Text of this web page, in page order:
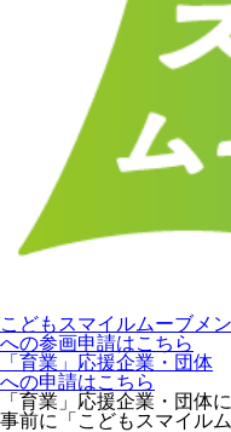
こどもスマイルムーブメ
への参画申請はこちら
「育業」応援企業・団体
への申請はこちら
「育業」応援企業・団体
事前に「こどもスマイル